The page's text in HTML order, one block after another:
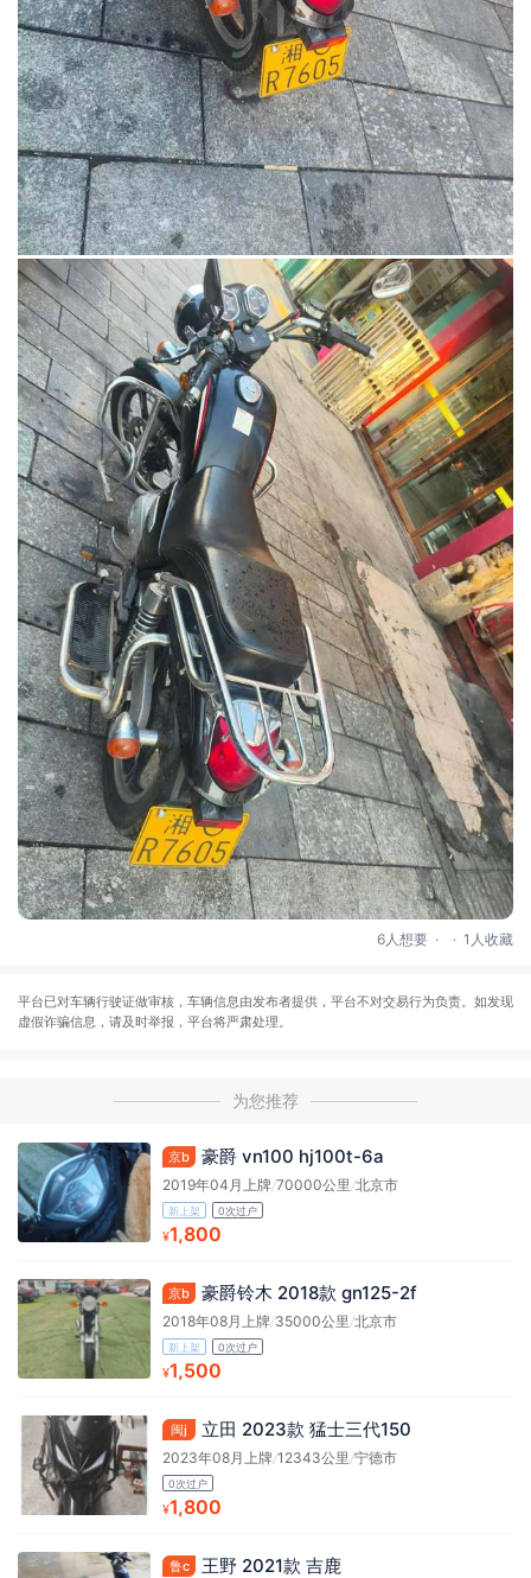
6人想要 . . 1人收藏
平台已对车辆行驶证做审核，车辆信息由发布者提供，平台不对交易行为负责。如发现
虚假诈骗信息，请及时举报，平台将严肃处理。
为您推荐
京b 豪爵 vn100 hj100t-6a
2019年04月上牌/70000公里/北京市
新上架 0次过户
¥1,800
京b 豪爵铃木 2018款 gn125-2f
2018年08月上牌/35000公里/北京市
新上架 0次过户
¥1,500
闽j 立田 2023款 猛士三代150
2023年08月上牌/12343公里/宁德市
0次过户
¥1,800
鲁c 王野 2021款 吉鹿